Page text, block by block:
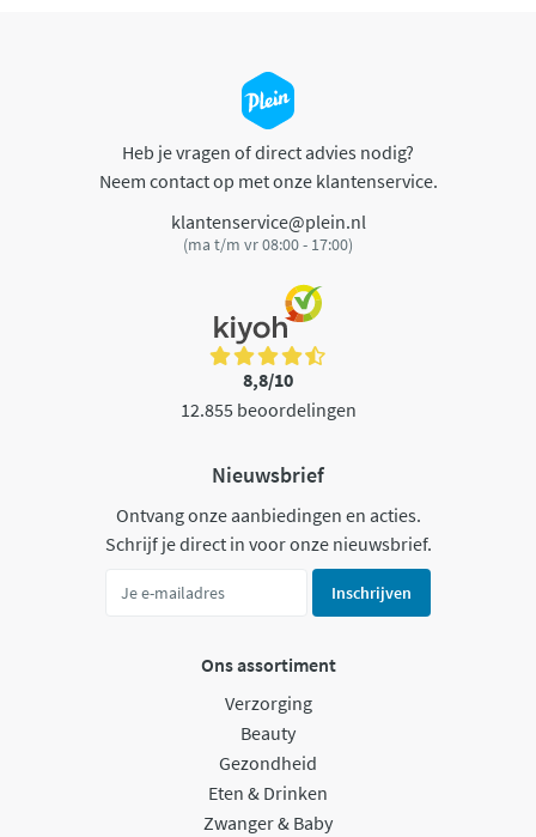
Heb je vragen of direct advies nodig?
Neem contact op met onze klantenservice.
klantenservice@plein.nl
(ma t/m vr 08:00 - 17:00)
8,8/10
12.855 beoordelingen
Nieuwsbrief
Ontvang onze aanbiedingen en acties.
Schrijf je direct in voor onze nieuwsbrief.
Inschrijven
Ons assortiment
Verzorging
Beauty
Gezondheid
Eten & Drinken
Zwanger & Baby